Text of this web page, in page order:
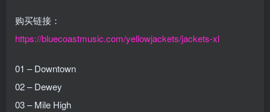
购买链接：
https://bluecoastmusic.com/yellowjackets/jackets-xl
01 – Downtown
02 – Dewey
03 – Mile High